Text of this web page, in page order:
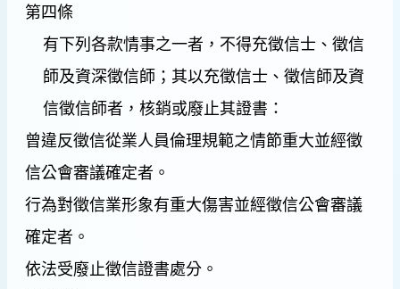
第四條
有下列各款情事之一者，不得充徵信士、徵信
師及資深徵信師；其以充徵信士、徵信師及資
信徵信師者，核銷或廢止其證書：
曾違反徵信從業人員倫理規範之情節重大並經徵
信公會審議確定者。
行為對徵信業形象有重大傷害並經徵信公會審議
確定者。
依法受廢止徵信證書處分。